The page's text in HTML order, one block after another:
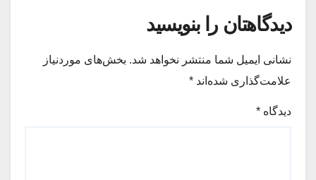
دیدگاهتان را بنویسید
نشانی ایمیل شما منتشر نخواهد شد. بخش‌های موردنیاز
علامت‌گذاری شده‌اند *
دیدگاه *